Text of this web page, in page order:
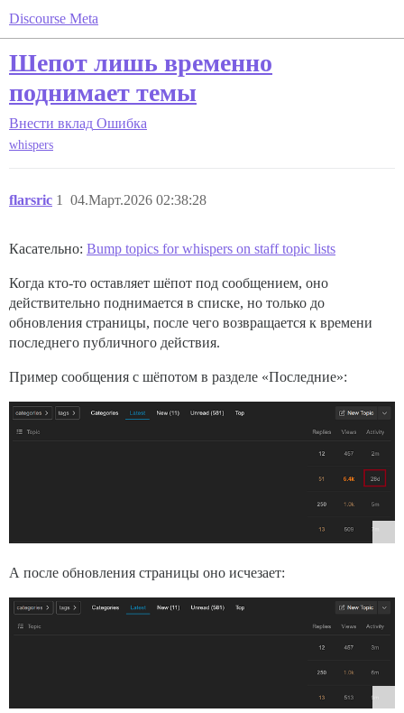
Discourse Meta
Шепот лишь временно
поднимает темы
Внести вклад Ошибка
whispers
flarsric 04.Март.2026 02:38:28
1
Касательно: Bump topics for whispers on staff topic lists
Когда кто-то оставляет шёпот под сообщением, оно
действительно поднимается в списке, но только до
обновления страницы, после чего возвращается к времени
последнего публичного действия.
Пример сообщения с шёпотом в разделе «Последние»:
А после обновления страницы оно исчезает: